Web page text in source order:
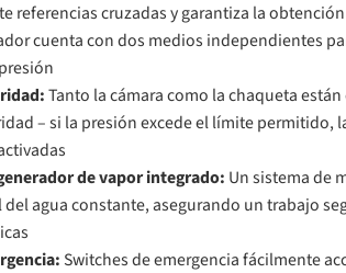
referencias cruzadas y garantiza la
cuenta con dos medios independientes
Tanto la cámara como la chaqueta
– si la presión excede el límite permitido,
de vapor integrado: Un sistema de
agua constante, asegurando un trabajo
Switches de emergencia fácilmente